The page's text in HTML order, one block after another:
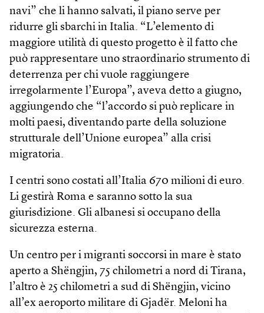
navi” che li hanno salvati, il piano serve per
ridurre gli sbarchi in Italia. “L’elemento di
maggiore utilità di questo progetto è il fatto che
può rappresentare uno straordinario strumento di
deterrenza per chi vuole raggiungere
irregolarmente l’Europa”, aveva detto a giugno,
aggiungendo che “l’accordo si può replicare in
molti paesi, diventando parte della soluzione
strutturale dell’Unione europea” alla crisi
migratoria.
I centri sono costati all’Italia 670 milioni di euro.
Li gestirà Roma e saranno sotto la sua
giurisdizione. Gli albanesi si occupano della
sicurezza esterna.
Un centro per i migranti soccorsi in mare è stato
aperto a Shëngjin, 75 chilometri a nord di Tirana,
l’altro è 25 chilometri a sud di Shëngjin, vicino
all’ex aeroporto militare di Gjadër. Meloni ha